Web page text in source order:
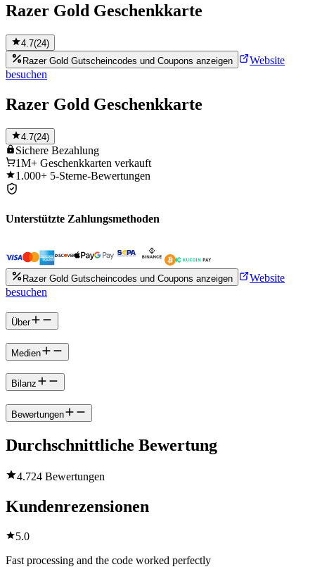
Razer Gold Geschenkkarte
4.7(24)
Razer Gold Gutscheincodes und Coupons anzeigen
Website
besuchen
Razer Gold Geschenkkarte
4.7(24)
Sichere Bezahlung
1M+ Geschenkkarten verkauft
1.000+ 5-Sterne-Bewertungen
Unterstützte Zahlungsmethoden
Razer Gold Gutscheincodes und Coupons anzeigen
Website
besuchen
Über
Medien
Bilanz
Bewertungen
Durchschnittliche Bewertung
4.724 Bewertungen
Kundenrezensionen
5.0
Fast processing and the code worked perfectly